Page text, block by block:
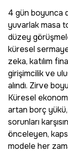
4 gün boyunca
yuvarlak masa
düzey
küresel
zeka, katılım
girişimcilik ve
alındı. Zirve
Küresel
artan borç yükü,
sorunları
önceleyen,
modele her